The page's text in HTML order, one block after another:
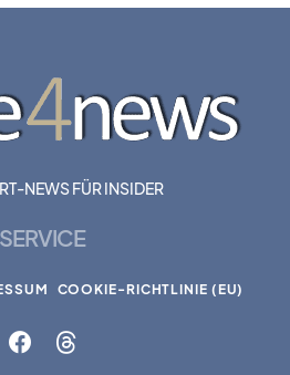
NEWS FÜR INSIDER
SERVICE
COOKIE-RICHTLINIE (EU)